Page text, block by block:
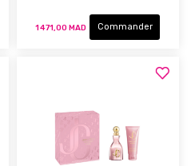
1 471,00 MAD Commander